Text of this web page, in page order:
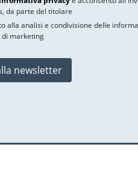
da parte del titolare
alla analisi e condivisione delle
marketing
newsletter